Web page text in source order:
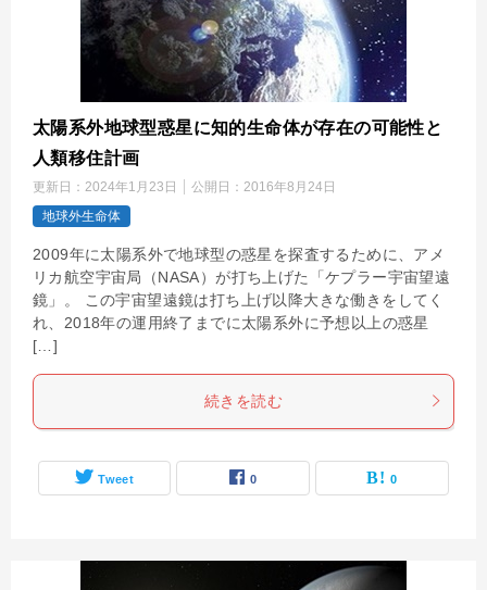
太陽系外地球型惑星に知的生命体が存在の可能性と
人類移住計画
更新日： 2024年1月23日 公開日： 2016年8月24日
地球外生命体
2009年に太陽系外で地球型の惑星を探査するために、アメ
リカ航空宇宙局（NASA）が打ち上げた「ケプラー宇宙望遠
鏡」。 この宇宙望遠鏡は打ち上げ以降大きな働きをしてく
れ、2018年の運用終了までに太陽系外に予想以上の惑星
[…]
続きを読む
Tweet 0 0